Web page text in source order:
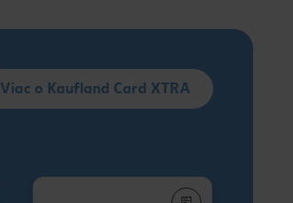
Viac o Kaufland Card XTRA